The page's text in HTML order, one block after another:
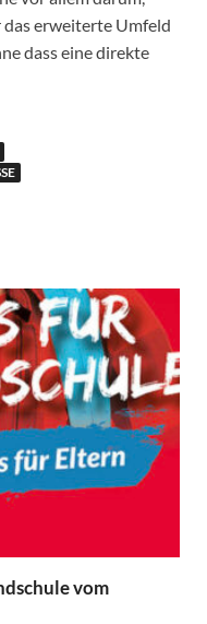
erweiterte Umfeld
dass eine direkte
vom